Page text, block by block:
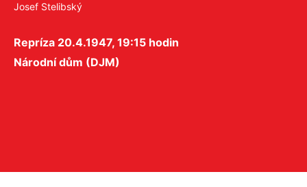
Josef Stelibský
Repríza 20.4.1947, 19:15 hodin
Národní dům (DJM)